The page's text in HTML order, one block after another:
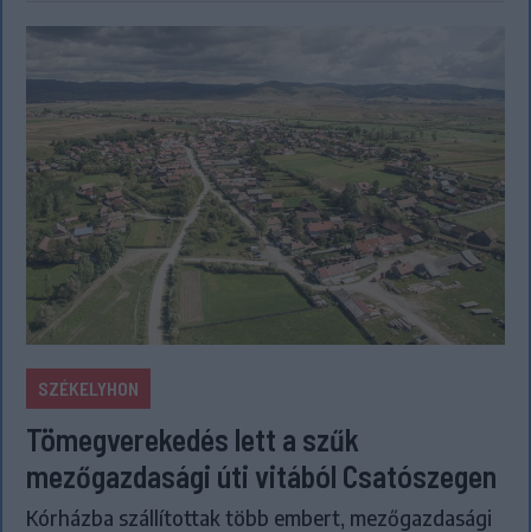
SZÉKELYHON
Tömegverekedés lett a szűk
mezőgazdasági úti vitából Csatószegen
Kórházba szállítottak több embert, mezőgazdasági